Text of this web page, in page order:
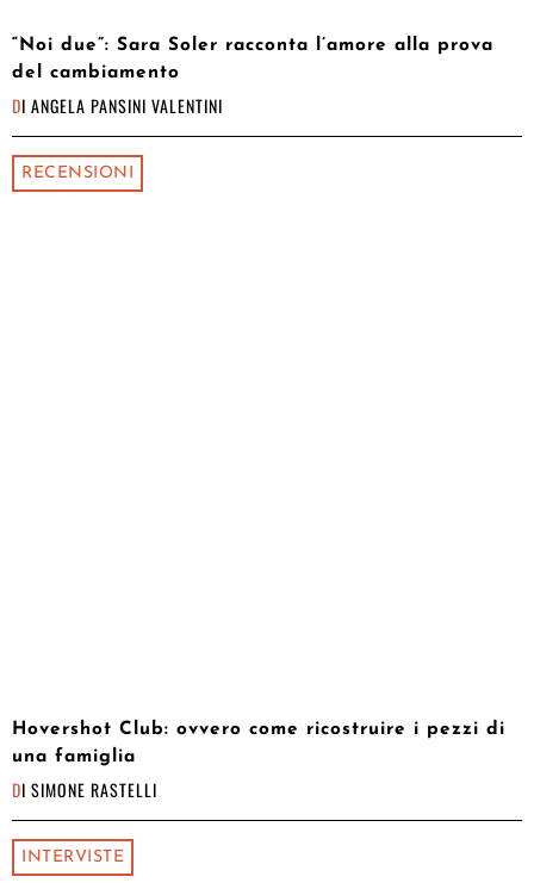
“Noi due”: Sara Soler racconta l’amore alla prova
del cambiamento
DI ANGELA PANSINI VALENTINI
RECENSIONI
Hovershot Club: ovvero come ricostruire i pezzi di
una famiglia
DI SIMONE RASTELLI
INTERVISTE